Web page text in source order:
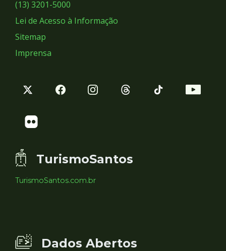
(13) 3201-5000
Lei de Acesso à Informação
Sitemap
Imprensa
TurismoSantos
TurismoSantos.com.br
Dados Abertos